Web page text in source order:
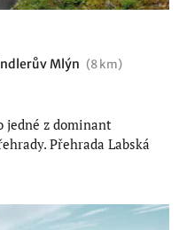
Mlýn (8 km)
jedné z dominant
Přehrada Labská